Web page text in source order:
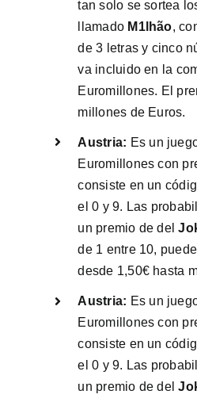
tan solo se sortea
llamado M1lhão,
de 3 letras y cinco
va incluido en la
Euromillones. El
millones de Euros.
Austria: Es un
Euromillones con
consiste en un
el 0 y 9. Las
un premio de del
de 1 entre 10,
desde 1,50€ hasta
Austria: Es un
Euromillones con
consiste en un
el 0 y 9. Las
un premio de del